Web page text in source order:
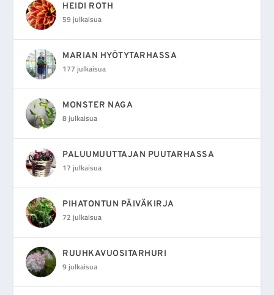
HEIDI ROTH
59 julkaisua
MARIAN HYÖTYTARHASSA
177 julkaisua
MONSTER NAGA
8 julkaisua
PALUUMUUTTAJAN PUUTARHASSA
17 julkaisua
PIHATONTUN PÄIVÄKIRJA
72 julkaisua
RUUHKAVUOSITARHURI
9 julkaisua